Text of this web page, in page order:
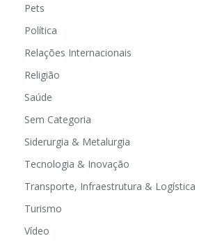
Pets
Política
Relações Internacionais
Religião
Saúde
Sem Categoria
Siderurgia & Metalurgia
Tecnologia & Inovação
Transporte, Infraestrutura & Logística
Turismo
Vídeo